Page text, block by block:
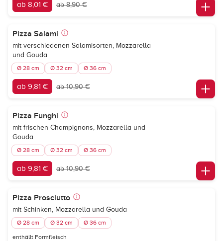
ab 8,01 € ab 8,90 €
Pizza Salami
mit verschiedenen Salamisorten, Mozzarella
und Gouda
Ø 28 cm Ø 32 cm Ø 36 cm
ab 9,81 € ab 10,90 €
Pizza Funghi
mit frischen Champignons, Mozzarella und
Gouda
Ø 28 cm Ø 32 cm Ø 36 cm
ab 9,81 € ab 10,90 €
Pizza Prosciutto
mit Schinken, Mozzarella und Gouda
Ø 28 cm Ø 32 cm Ø 36 cm
enthällt Formfleisch